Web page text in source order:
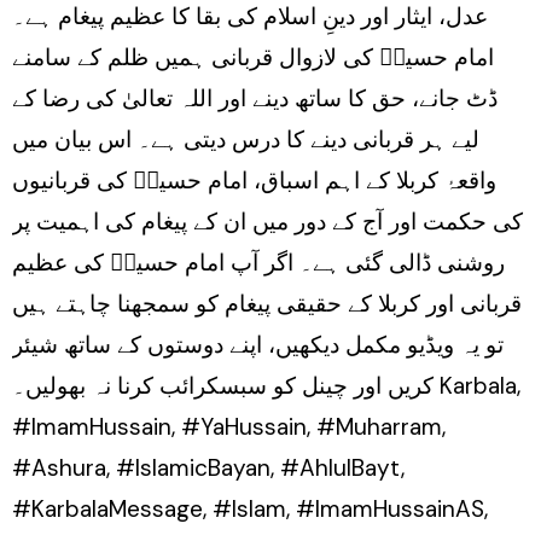
عدل، ایثار اور دینِ اسلام کی بقا کا عظیم پیغام ہے۔
امام حسینؑ کی لازوال قربانی ہمیں ظلم کے سامنے
ڈٹ جانے، حق کا ساتھ دینے اور اللہ تعالیٰ کی رضا کے
لیے ہر قربانی دینے کا درس دیتی ہے۔ اس بیان میں
واقعۂ کربلا کے اہم اسباق، امام حسینؑ کی قربانیوں
کی حکمت اور آج کے دور میں ان کے پیغام کی اہمیت پر
روشنی ڈالی گئی ہے۔ اگر آپ امام حسینؑ کی عظیم
قربانی اور کربلا کے حقیقی پیغام کو سمجھنا چاہتے ہیں
تو یہ ویڈیو مکمل دیکھیں، اپنے دوستوں کے ساتھ شیئر
کریں اور چینل کو سبسکرائب کرنا نہ بھولیں۔ Karbala,
#ImamHussain, #YaHussain, #Muharram,
#Ashura, #IslamicBayan, #AhlulBayt,
#KarbalaMessage, #Islam, #ImamHussainAS,
Liye